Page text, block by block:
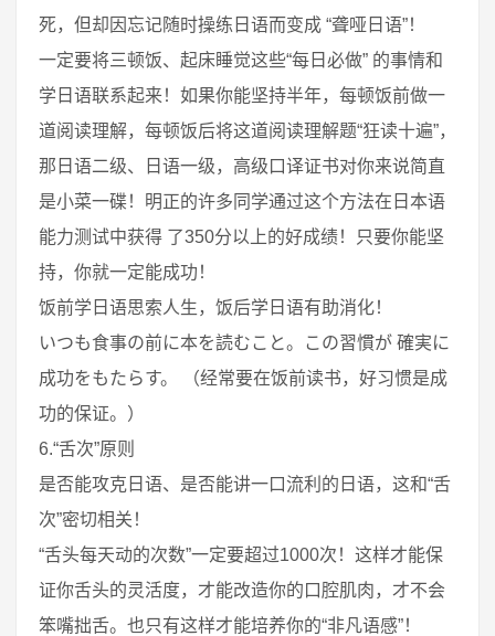
死，但却因忘记随时操练日语而变成 “聋哑日语”！
一定要将三顿饭、起床睡觉这些“每日必做” 的事情和
学日语联系起来！如果你能坚持半年，每顿饭前做一
道阅读理解，每顿饭后将这道阅读理解题“狂读十遍”，
那日语二级、日语一级，高级口译证书对你来说简直
是小菜一碟！明正的许多同学通过这个方法在日本语
能力测试中获得 了350分以上的好成绩！只要你能坚
持，你就一定能成功！
饭前学日语思索人生，饭后学日语有助消化！
いつも食事の前に本を読むこと。この習慣が 確実に
成功をもたらす。 （经常要在饭前读书，好习惯是成
功的保证。）
6.“舌次”原则
是否能攻克日语、是否能讲一口流利的日语，这和“舌
次”密切相关！
“舌头每天动的次数”一定要超过1000次！这样才能保
证你舌头的灵活度，才能改造你的口腔肌肉，才不会
笨嘴拙舌。也只有这样才能培养你的“非凡语感”！